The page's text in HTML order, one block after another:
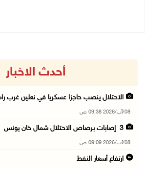
أحدث الاخبار
الاحتلال ينصب حاجزا عسكريا في نعلين غرب
08/آب/2026 09:38 ص
3 إصابات برصاص الاحتلال شمال خان يونس
08/آب/2026 09:09 ص
ارتفاع أسعار النفط